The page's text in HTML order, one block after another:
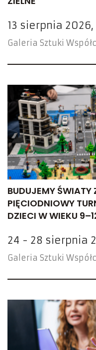
13 sierpnia
Galeria Sztuki
BUDUJEMY ŚWIATY
PIĘCIODNIOWY
DZIECI W WIEKU
24 - 28 sierpnia
Galeria Sztuki